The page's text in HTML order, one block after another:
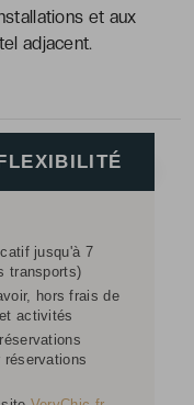
et aux
adjacent.
jusqu'à 7
transports)
hors frais de
activités
réservations